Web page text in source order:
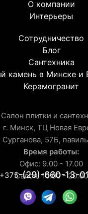
О компании
Интерьеры
Сотрудничество
Блог
Сантехника
камень в Минске и
Керамогранит
Салон плитки и
г. Минск, ТЦ Новая
Сурганова, 57Б,
Время работы:
Офис: 9.00 - 17.00
Салон: 10.00 - 20.00
+375-(29)-660-13-